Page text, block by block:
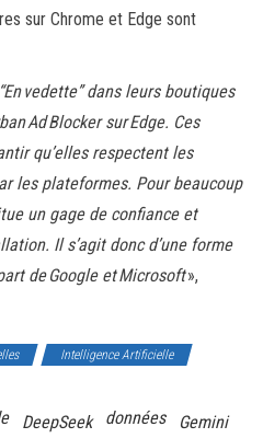
sur Chrome et Edge sont
vedette” dans leurs boutiques
Ad Blocker sur Edge. Ces
qu’elles respectent les
les plateformes. Pour beaucoup
un gage de confiance et
Il s’agit donc d’une forme
de Google et Microsoft»,
Intelligence Artificielle
DeepSeek données
Gemini